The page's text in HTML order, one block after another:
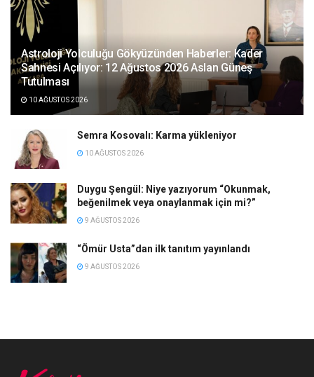
Astroloji Yolculuğu Gökyüzünden Haberler: Kader
Sahnesi Açılıyor: 12 Ağustos 2026 Aslan Güneş
Tutulması
10 AĞUSTOS 2026
Semra Kosovalı: Karma yükleniyor
10 AĞUSTOS 2026
Duygu Şengül: Niye yazıyorum “Okunmak,
beğenilmek veya onaylanmak için mi?”
9 AĞUSTOS 2026
“Ömür Usta”dan ilk tanıtım yayınlandı
9 AĞUSTOS 2026